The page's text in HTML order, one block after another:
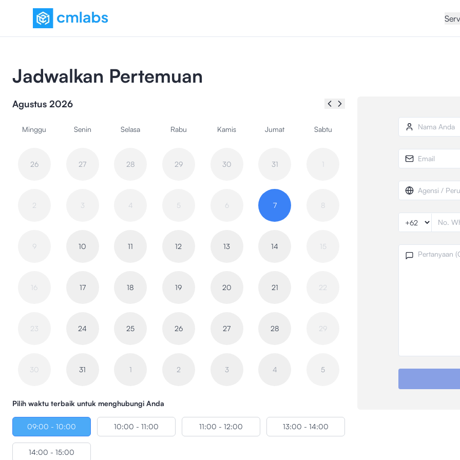
Jadwalkan Pertemuan
Agustus 2026
Minggu Senin Selasa Rabu Kamis Jumat Sabtu
26 27 28 29 30 31 1
2 3 4 5 6 7 8
9 10 11 12 13 14 15
16 17 18 19 20 21 22
23 24 25 26 27 28 29
30 31 1 2 3 4 5
Pilih waktu terbaik untuk menghubungi Anda
09:00 - 10:00 10:00 - 11:00 11:00 - 12:00 13:00 - 14:00
14:00 - 15:00
Nama Anda
Email
Agensi /
No. Whatsapp
Pertanyaan